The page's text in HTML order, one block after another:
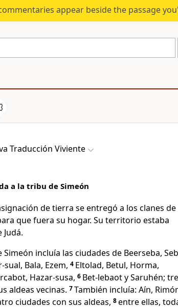
appear beside the passage
Traducción Viviente
a la tribu de Simeón
de tierra se entregó a los clanes de
que fuera su hogar. Su territorio estaba
incluía las ciudades de Beerseba,
sual, Bala, Ezem, 4 Eltolad, Betul, Horma,
Hazar-susa, 6 Bet-lebaot y Saruhén;
aldeas vecinas. 7También incluía: Aín,
ciudades con sus aldeas, 8entre ellas,